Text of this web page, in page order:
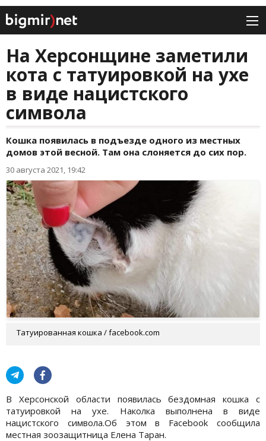
На Херсонщине заметили
кота с татуировкой на ухе
в виде нацистского
символа
Кошка появилась в подъезде одного из местных
домов этой весной. Там она слоняется до сих пор.
30 августа 2021, 19:42
Татуированная кошка / facebook.com
В Херсонской области появилась бездомная кошка с
татуировкой на ухе. Наколка выполнена в виде
нацистского символа.Об этом в Facebook сообщила
местная зоозащитница Елена Таран.